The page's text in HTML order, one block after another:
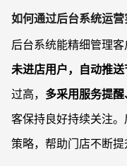
如何通过后台系统运营
后台系统能精细管理客
未进店用户，自动推
过高， 多采用服务提
客保持良好持续关注
策略，帮助门店不断提